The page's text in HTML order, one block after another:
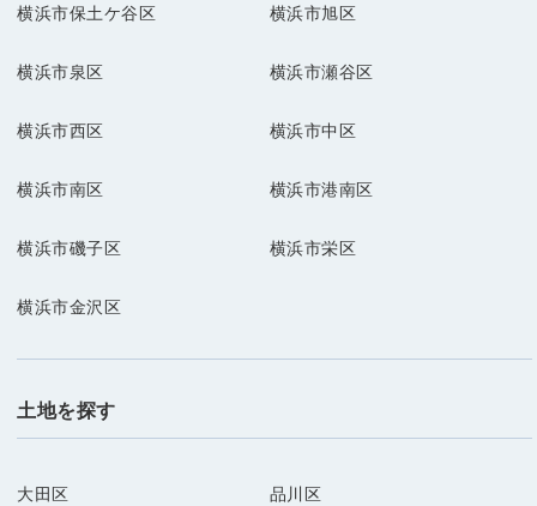
横浜市保土ケ谷区 横浜市旭区
横浜市泉区 横浜市瀬谷区
横浜市西区 横浜市中区
横浜市南区 横浜市港南区
横浜市磯子区 横浜市栄区
横浜市金沢区
土地を探す
大田区 品川区